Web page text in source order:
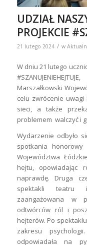
UDZIAŁ
PROJEKCIE
21 lutego 2024 / w
W dniu 21 lutego
Marszałkowski
celu zwrócenie
sieci, a także
problemem walczyć i
Wydarzenie odbyło
spotkania
Województwa
hejtu, opowiadając
naprawdę. Druga
spektakli teatru
zaangażowana w
odtwórców ról i
hejterów. Po
zakresu
odpowiadała na